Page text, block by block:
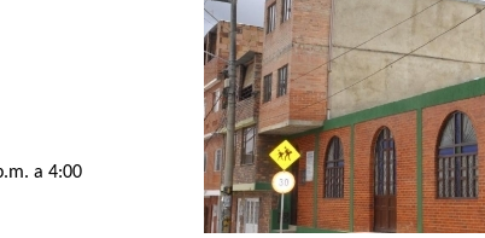
a 4:00